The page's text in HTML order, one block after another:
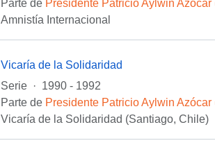
Parte de Presidente Patricio Aylwin Azócar
Amnistía Internacional
Vicaría de la Solidaridad
Serie · 1990 - 1992
Parte de Presidente Patricio Aylwin Azócar
Vicaría de la Solidaridad (Santiago, Chile)